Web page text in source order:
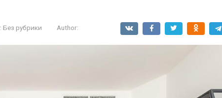
Без рубрики Author: